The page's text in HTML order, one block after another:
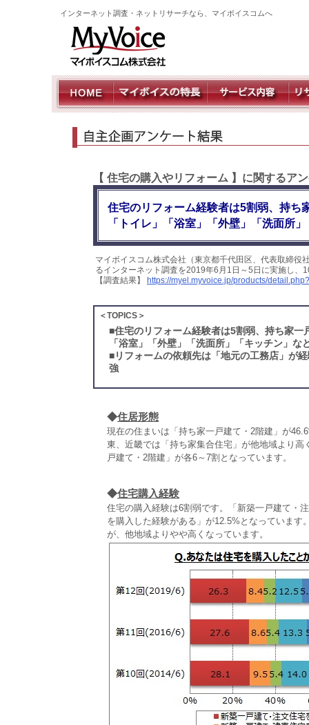
インターネット調査・ネットリサーチなら、マイボイスコムへ
【 住宅の購入やリフォーム 】に関するア
住宅のリフォーム経験者は5割弱、持ち
「トイレ」「浴室」「外壁」「洗面所
マイボイスコム株式会社（東京都千代田区、代表取締
るインターネット調査を2019年6月1日～5日に実施し
【調査結果】
https://myel.myvoice.jp/products/
＜TOPICS＞
■住宅のリフォーム経験者は5割弱、持ち家
「浴室」「外壁」「洗面所」「キッチン」な
■リフォームの依頼先は「地元の工務店」が
強
◆住居形態
現在の住まいは「持ち家一戸建て・2階建」が
東、近畿では「持ち家集合住宅」が他地域より
戸建て・2階建」が各6～7割となっています。
◆住宅購入経験
住宅の購入経験は6割弱です。「新築一戸建て・
を購入した経験がある」が12.5%となっていま
が、他地域よりやや高くなっています。